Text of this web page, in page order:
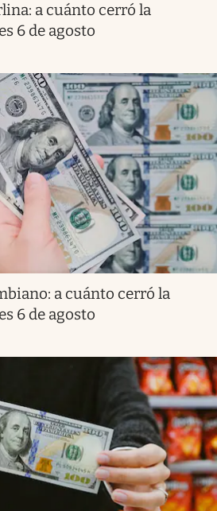
a cuánto cerró la
6 de agosto
a cuánto cerró la
6 de agosto